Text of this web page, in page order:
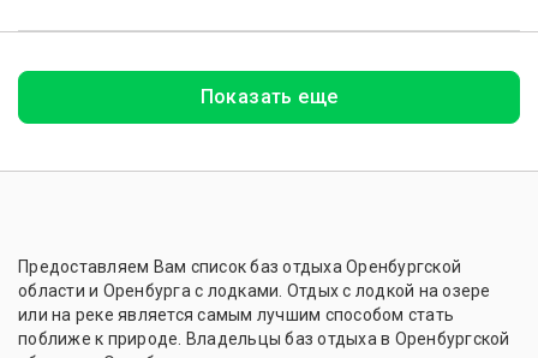
Показать еще
Предоставляем Вам список баз отдыха Оренбургской
области и Оренбурга с лодками. Отдых с лодкой на озере
или на реке является самым лучшим способом стать
поближе к природе. Владельцы баз отдыха в Оренбургской